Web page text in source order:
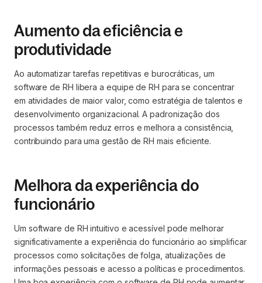
Aumento da eficiência e
produtividade
Ao automatizar tarefas repetitivas e burocráticas, um
software de RH libera a equipe de RH para se concentrar
em atividades de maior valor, como estratégia de talentos e
desenvolvimento organizacional. A padronização dos
processos também reduz erros e melhora a consistência,
contribuindo para uma gestão de RH mais eficiente.
Melhora da experiência do
funcionário
Um software de RH intuitivo e acessível pode melhorar
significativamente a experiência do funcionário ao simplificar
processos como solicitações de folga, atualizações de
informações pessoais e acesso a políticas e procedimentos.